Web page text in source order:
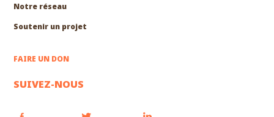
Notre réseau
Soutenir un projet
FAIRE UN DON
SUIVEZ-NOUS